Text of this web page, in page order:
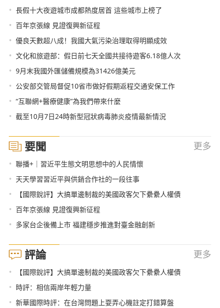
• 長假十大夜遊城市成都熱度居首 這些城市上榜了
• 百年京張線 見證復興新征程
• 優良天數超八成！我國大氣污染治理取得明顯成效
• 文化和旅遊部：假日前七天全國共接待遊客6.18億人次
• 9月末我國外匯儲備規模為31426億美元
• 公安部交管局督促10省市做好假期返程交通安保工作
• “互聯網+醫療健康”為我們帶來什麼
• 截至10月7日24時新型冠狀病毒肺炎疫情最新情況
要聞 更多
• 聯播+｜習近平生態文明思想中的人民情懷
• 天天學習習近平與供銷合作社的一段往事
• 【國際銳評】大搞單邊制裁的美國政客欠下纍纍人權債
• 百年京張線 見證復興新征程
• 多家台企後備上市 福建穩步推進對臺金融創新
評論 更多
• 【國際銳評】大搞單邊制裁的美國政客欠下纍纍人權債
• 時評：相信兩岸年輕力量
• 新華國際時評：在台灣問題上耍弄心機註定打錯算盤